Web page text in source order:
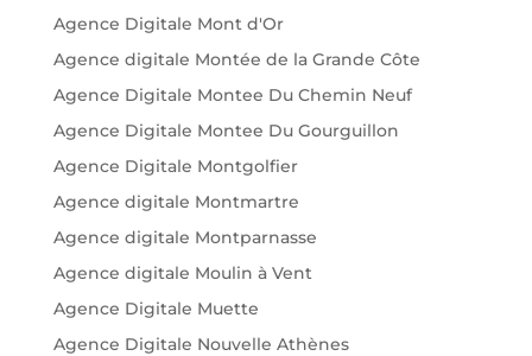
Agence Digitale Mont d'Or
Agence digitale Montée de la Grande Côte
Agence Digitale Montee Du Chemin Neuf
Agence Digitale Montee Du Gourguillon
Agence Digitale Montgolfier
Agence digitale Montmartre
Agence digitale Montparnasse
Agence digitale Moulin à Vent
Agence Digitale Muette
Agence Digitale Nouvelle Athènes